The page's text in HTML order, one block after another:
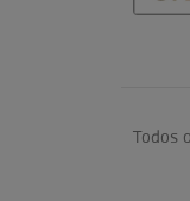
Todos